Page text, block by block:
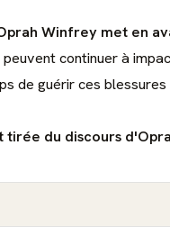
Winfrey met en
continuer à
de guérir ces
du discours